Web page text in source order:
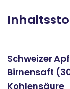
Schweizer
Birnensaft
Kohlensäure